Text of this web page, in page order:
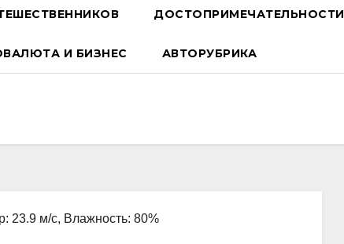
ДОСТОПРИМЕЧАТЕЛЬНОСТИ
И БИЗНЕС АВТОРУБРИКА
23.9 м/с, Влажность: 80%